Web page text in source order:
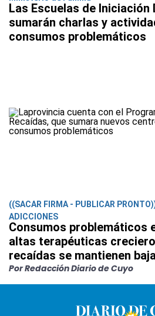
Las Escuelas de Iniciación
sumarán charlas y
consumos problemáticos
((SACAR FIRMA - PUBLICAR
ADICCIONES
Consumos problemáticos
altas terapéuticas
recaídas se mantienen
Por Redacción Diario de Cuyo